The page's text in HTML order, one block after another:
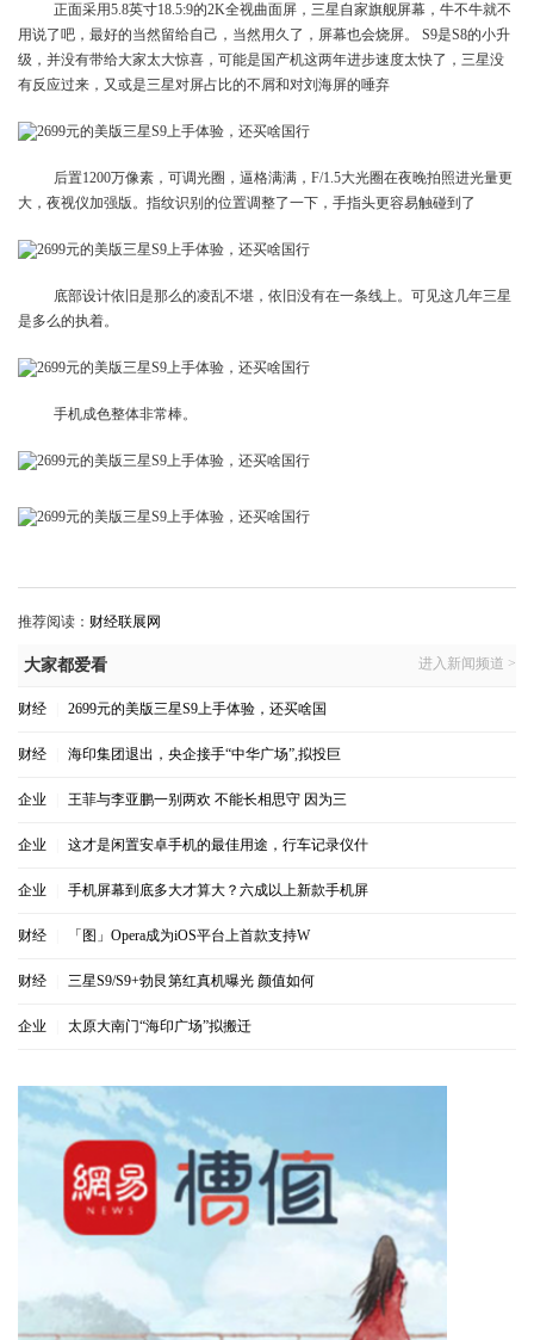
正面采用5.8英寸18.5:9的2K全视曲面屏，三星自家旗舰屏幕，牛不牛就不
用说了吧，最好的当然留给自己，当然用久了，屏幕也会烧屏。 S9是S8的小升
级，并没有带给大家太大惊喜，可能是国产机这两年进步速度太快了，三星没
有反应过来，又或是三星对屏占比的不屑和对刘海屏的唾弃
后置1200万像素，可调光圈，逼格满满，F/1.5大光圈在夜晚拍照进光量更
大，夜视仪加强版。指纹识别的位置调整了一下，手指头更容易触碰到了
底部设计依旧是那么的凌乱不堪，依旧没有在一条线上。可见这几年三星
是多么的执着。
手机成色整体非常棒。
推荐阅读： 财经联展网
大家都爱看 进入新闻频道 >
财经 2699元的美版三星S9上手体验，还买啥国
财经 海印集团退出，央企接手“中华广场”,拟投巨
企业 王菲与李亚鹏一别两欢 不能长相思守 因为三
企业 这才是闲置安卓手机的最佳用途，行车记录仪什
企业 手机屏幕到底多大才算大？六成以上新款手机屏
财经 「图」Opera成为iOS平台上首款支持W
财经 三星S9/S9+勃艮第红真机曝光 颜值如何
企业 太原大南门“海印广场”拟搬迁